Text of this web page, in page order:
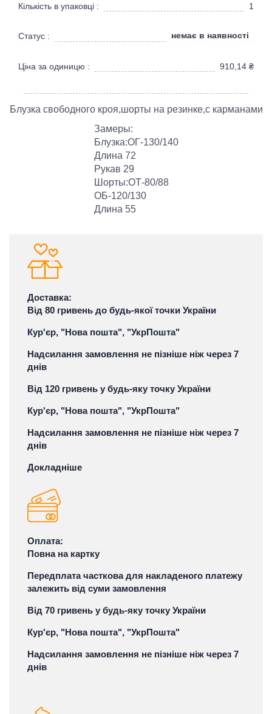
Кількість в упаковці : 1
Статус : немає в наявності
Ціна за одиницю : 910,14 ₴
Блузка свободного кроя,шорты на резинке,с карманами
Замеры:
Блузка:ОГ-130/140
Длина 72
Рукав 29
Шорты:ОТ-80/88
ОБ-120/130
Длина 55
Доставка:
Від 80 гривень до будь-якої точки України
Кур'єр, "Нова пошта", "УкрПошта"
Надсилання замовлення не пізніше ніж через 7
днів
Від 120 гривень у будь-яку точку України
Кур'єр, "Нова пошта", "УкрПошта"
Надсилання замовлення не пізніше ніж через 7
днів
Докладніше
Оплата:
Повна на картку
Передплата часткова для накладеного платежу
залежить від суми замовлення
Від 70 гривень у будь-яку точку України
Кур'єр, "Нова пошта", "УкрПошта"
Надсилання замовлення не пізніше ніж через 7
днів